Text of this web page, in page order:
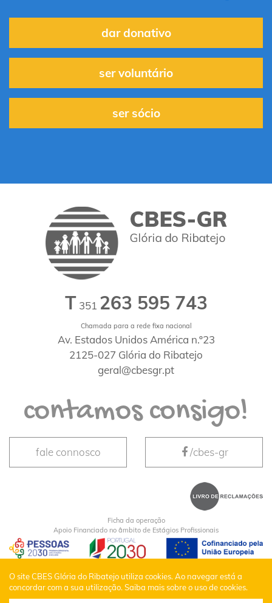
dar donativo
ser voluntário
ser sócio
T 351 263 595 743
Chamada para a rede fixa nacional
Av. Estados Unidos América n.º23
2125-027 Glória do Ribatejo
geral@cbesgr.pt
contamos consigo!
fale connosco /cbes-gr
Ficha da operação
Apoio Financiado no âmbito de Estágios Profissionais
CBES Glória do Ribatejo © Todos os Direitos
Reservados |Política de Privacidade
O site CBES Glória do Ribatejo utiliza cookies. Ao navegar está a
concordar com a sua utilização. Saiba mais sobre o uso de cookies.